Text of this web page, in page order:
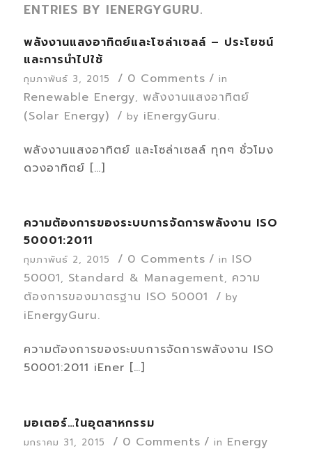
ENTRIES BY IENERGYGURU.
พลังงานแสงอาทิตย์และโซล่าเซลล์ – ประโยชน์
และการนำไปใช้
กุมภาพันธ์ 3, 2015 / 0 Comments / in
Renewable Energy, พลังงานแสงอาทิตย์
(Solar Energy) / by iEnergyGuru.
พลังงานแสงอาทิตย์ และโซล่าเซลล์ ทุกๆ ชั่วโมง
ดวงอาทิตย์ […]
ความต้องการของระบบการจัดการพลังงาน ISO
50001:2011
กุมภาพันธ์ 2, 2015 / 0 Comments / in ISO
50001, Standard & Management, ความ
ต้องการของมาตรฐาน ISO 50001 / by
iEnergyGuru.
ความต้องการของระบบการจัดการพลังงาน ISO
50001:2011 iEner […]
มอเตอร์…ในอุตสาหกรรม
มกราคม 31, 2015 / 0 Comments / in Energy